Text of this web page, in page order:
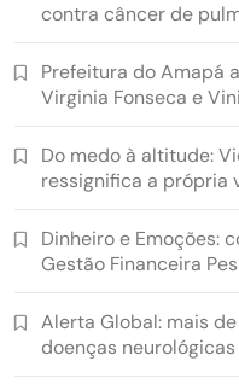
contra câncer de
Prefeitura do Amapá
Virginia Fonseca e
Do medo à altitude:
ressignifica a própria
Dinheiro e Emoções:
Gestão Financeira
Alerta Global: mais
doenças